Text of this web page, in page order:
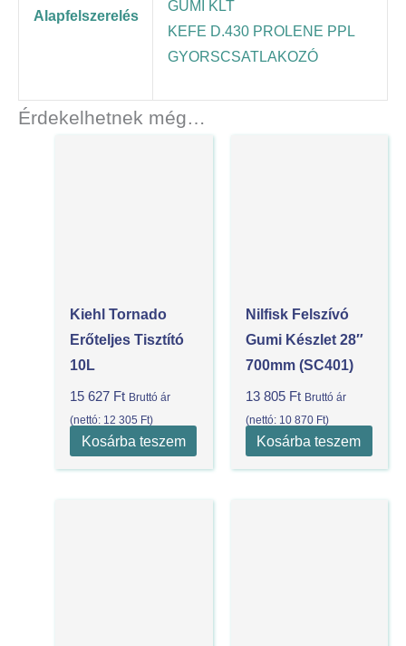
Alapfelszerelés
GUMI KLT
KEFE D.430 PROLENE PPL
GYORSCSATLAKOZÓ
Érdekelhetnek még…
Kiehl Tornado
Erőteljes Tisztító
10L
15 627 Ft Bruttó ár
(nettó: 12 305 Ft)
Kosárba teszem
Nilfisk Felszívó
Gumi Készlet 28″
700mm (SC401)
13 805 Ft Bruttó ár
(nettó: 10 870 Ft)
Kosárba teszem